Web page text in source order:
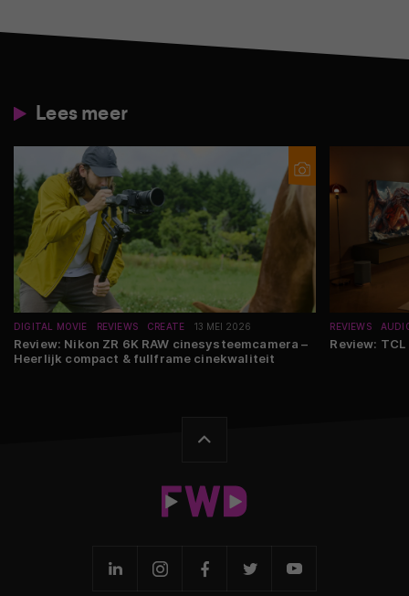
Lees meer
DIGITAL MOVIE REVIEWS CREATE 13 MEI 2026
Review: Nikon ZR 6K RAW cinesysteemcamera –
Heerlijk compact & fullframe cinekwaliteit
REVIEWS
Review: